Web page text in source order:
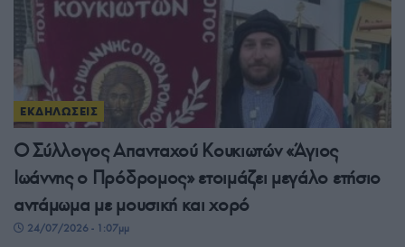
ΕΚΔΗΛΩΣΕΙΣ
Ο Σύλλογος Απανταχού Κουκιωτών «Άγιος
Ιωάννης ο Πρόδρομος» ετοιμάζει μεγάλο ετήσιο
αντάμωμα με μουσική και χορό
24/07/2026 - 1:07μμ